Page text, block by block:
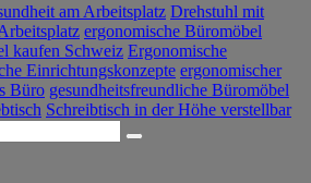
am Arbeitsplatz Drehstuhl mit
ergonomische Büromöbel
kaufen Schweiz Ergonomische
Einrichtungskonzepte ergonomischer
Büro gesundheitsfreundliche Büromöbel
Schreibtisch in der Höhe verstellbar